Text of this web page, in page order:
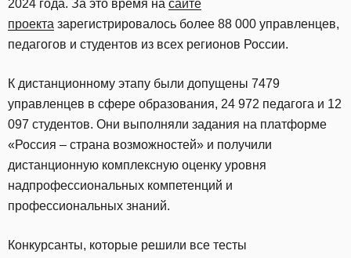
2024 года. За это время на сайте
проекта зарегистрировалось более 88 000 управленцев,
педагогов и студентов из всех регионов России.
К дистанционному этапу были допущены 7479
управленцев в сфере образования, 24 972 педагога и 12
097 студентов. Они выполняли задания на платформе
«Россия – страна возможностей» и получили
дистанционную комплексную оценку уровня
надпрофессиональных компетенций и
профессиональных знаний.
Конкурсанты, которые решили все тесты